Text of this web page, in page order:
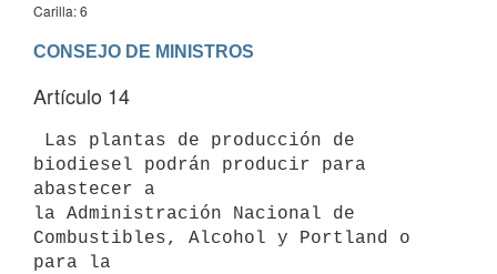
Carilla: 6
Artículo 14
biodiesel podrán producir para
abastecer a
la Administración Nacional de
Combustibles, Alcohol y Portland o
para la